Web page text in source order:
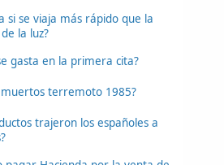
si se viaja más rápido que la
la luz?
gasta en la primera cita?
muertos terremoto 1985?
trajeron los españoles a